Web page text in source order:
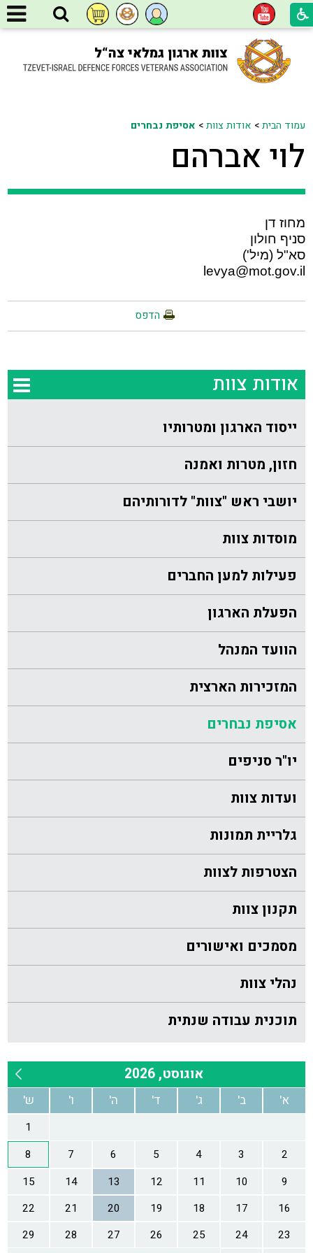
עמוד הבית> אודות צוות> אסיפת נבחרים
לוי אברהם
מחוז דן
סניף חולון
סא"ל (מיל')
levya@mot.gov.il
הדפס
אודות צוות
ייסוד הארגון ומטרותיו
חזון, מטרות ואמנה
יושבי ראש "צוות" לדורותיהם
מוסדות צוות
פעילות למען החברים
הפעלת הארגון
הוועד המנהל
המזכירות הארצית
אסיפת נבחרים
יו"ר סניפים
ועדות צוות
גלריית תמונות
הצטרפות לצוות
תקנון צוות
מסמכים ואישורים
נהלי צוות
תוכנית עבודה שנתית